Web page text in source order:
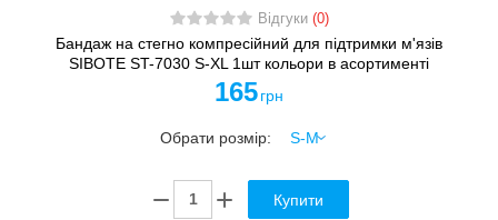
Відгуки (0)
Бандаж на стегно компресійний для підтримки м'язів
SIBOTE ST-7030 S-XL 1шт кольори в асортименті
165 грн
Обрати розмір:
Купити